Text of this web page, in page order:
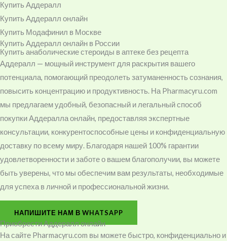
Купить Аддералл
Купить Аддералл онлайн
Купить Модафинил в Москве
Купить Аддералл онлайн в России
Купить анаболические стероиды в аптеке без рецепта
Аддералл — мощный инструмент для раскрытия вашего
потенциала, помогающий преодолеть затуманенность сознания,
повысить концентрацию и продуктивность. На Pharmacyru.com
мы предлагаем удобный, безопасный и легальный способ
покупки Аддералла онлайн, предоставляя экспертные
консультации, конкурентоспособные цены и конфиденциальную
доставку по всему миру. Благодаря нашей 100% гарантии
удовлетворенности и заботе о вашем благополучии, вы можете
быть уверены, что мы обеспечим вам результаты, необходимые
для успеха в личной и профессиональной жизни.
НАПИШИТЕ НАМ В WHATSAPP
Приобрести Аддералл онлайн
На сайте Pharmacyru.com вы можете быстро, конфиденциально и